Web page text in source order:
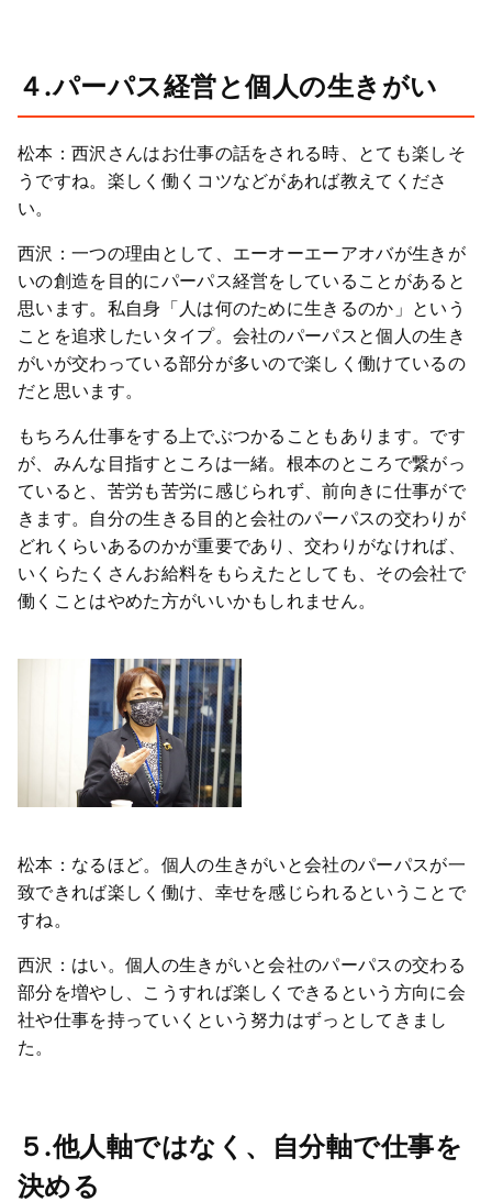
４.パーパス経営と個人の生きがい
松本：西沢さんはお仕事の話をされる時、とても楽しそ
うですね。楽しく働くコツなどがあれば教えてくださ
い。
西沢：一つの理由として、エーオーエーアオバが生きが
いの創造を目的にパーパス経営をしていることがあると
思います。私自身「人は何のために生きるのか」という
ことを追求したいタイプ。会社のパーパスと個人の生き
がいが交わっている部分が多いので楽しく働けているの
だと思います。
もちろん仕事をする上でぶつかることもあります。です
が、みんな目指すところは一緒。根本のところで繋がっ
ていると、苦労も苦労に感じられず、前向きに仕事がで
きます。自分の生きる目的と会社のパーパスの交わりが
どれくらいあるのかが重要であり、交わりがなければ、
いくらたくさんお給料をもらえたとしても、その会社で
働くことはやめた方がいいかもしれません。
松本：なるほど。個人の生きがいと会社のパーパスが一
致できれば楽しく働け、幸せを感じられるということで
すね。
西沢：はい。個人の生きがいと会社のパーパスの交わる
部分を増やし、こうすれば楽しくできるという方向に会
社や仕事を持っていくという努力はずっとしてきまし
た。
５.他人軸ではなく、自分軸で仕事を
決める